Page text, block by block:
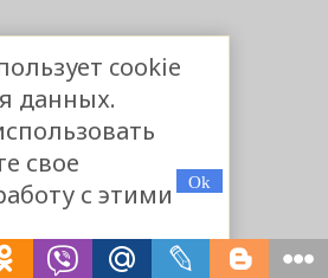
cookie
данных.
свое
с этими